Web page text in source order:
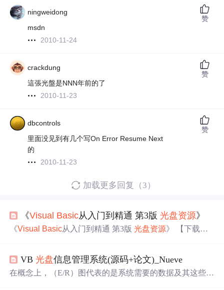
ningweidong
msdn
2010-11-24
赞
crackdung
這張光盤是NNN年前的了
2010-11-23
赞
dbcontrols
里面没见到有几个写On Error Resume Next
的
2010-11-23
赞
加载更多回复（3）
《Visual Basic从入门到精通 第3版光盘资源》
《Visual Basic从入门到精通 第3版光盘资源》 【下载地
三版光盘资源为您提供全面的学习支持，包含完整PDF电
子书、丰富的示例代码和实用的教学视频。无论您是初学
VB光盘信息管理系统(源码+论文)_Nueve
在概念上，（E/R）图代表的是系统需要的数据及其这些数